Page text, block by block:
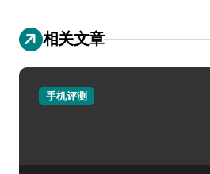
相关文章
手机评测